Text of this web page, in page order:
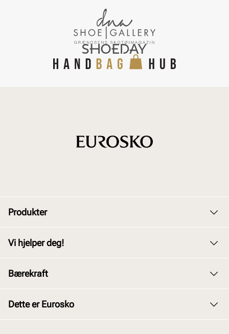
Produkter
Barn
Vi hjelper deg!
Kjøpsbetingelser
Bærekraft
Dette er Eurosko